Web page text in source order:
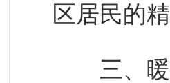
区居民的
三、暖“